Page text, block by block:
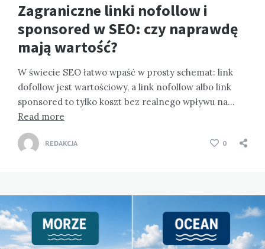
Zagraniczne linki nofollow i
sponsored w SEO: czy naprawdę
mają wartość?
W świecie SEO łatwo wpaść w prosty schemat: link
dofollow jest wartościowy, a link nofollow albo link
sponsored to tylko koszt bez realnego wpływu na…
Read more
REDAKCJA 0